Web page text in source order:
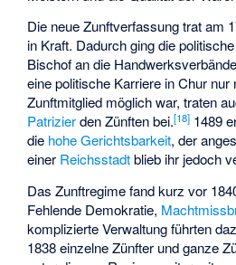
Die neue Zunftverfassung trat am
in Kraft. Dadurch ging die
Bischof an die
eine politische Karriere in Chur nur
Zunftmitglied möglich war, traten
Patrizierden Zünften bei.[18] 1489
die hohe Gerichtsbarkeit, der
einer Reichsstadtblieb ihr jedoch
Das Zunftregime fand kurz vor
Fehlende Demokratie,
komplizierte Verwaltung führten
1838 einzelne Zünfter und ganze